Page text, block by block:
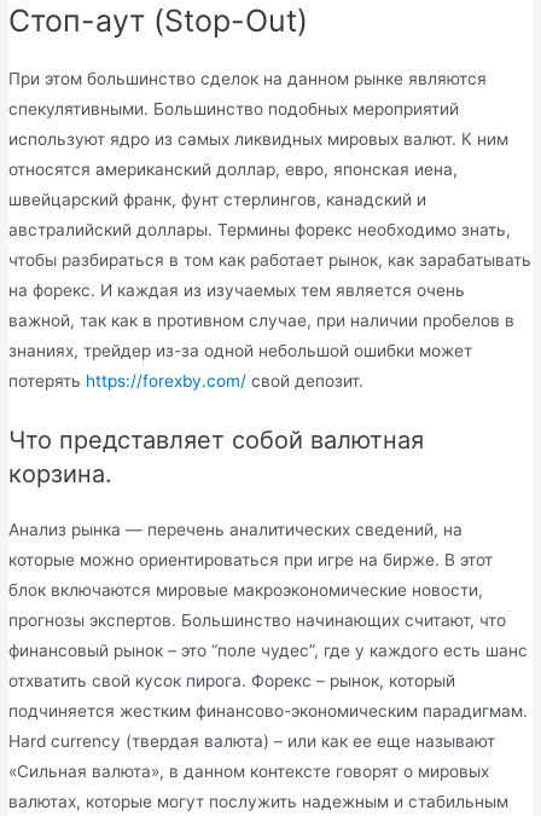
Стоп-аут (Stop-Out)
При этом большинство сделок на данном рынке являются
спекулятивными. Большинство подобных мероприятий
используют ядро из самых ликвидных мировых валют. К ним
относятся американский доллар, евро, японская иена,
швейцарский франк, фунт стерлингов, канадский и
австралийский доллары. Термины форекс необходимо знать,
чтобы разбираться в том как работает рынок, как зарабатывать
на форекс. И каждая из изучаемых тем является очень
важной, так как в противном случае, при наличии пробелов в
знаниях, трейдер из-за одной небольшой ошибки может
потерять https://forexby.com/ свой депозит.
Что представляет собой валютная
корзина.
Анализ рынка — перечень аналитических сведений, на
которые можно ориентироваться при игре на бирже. В этот
блок включаются мировые макроэкономические новости,
прогнозы экспертов. Большинство начинающих считают, что
финансовый рынок – это “поле чудес”, где у каждого есть шанс
отхватить свой кусок пирога. Форекс – рынок, который
подчиняется жестким финансово-экономическим парадигмам.
Hard currency (твердая валюта) – или как ее еще называют
«Сильная валюта», в данном контексте говорят о мировых
валютах, которые могут послужить надежным и стабильным